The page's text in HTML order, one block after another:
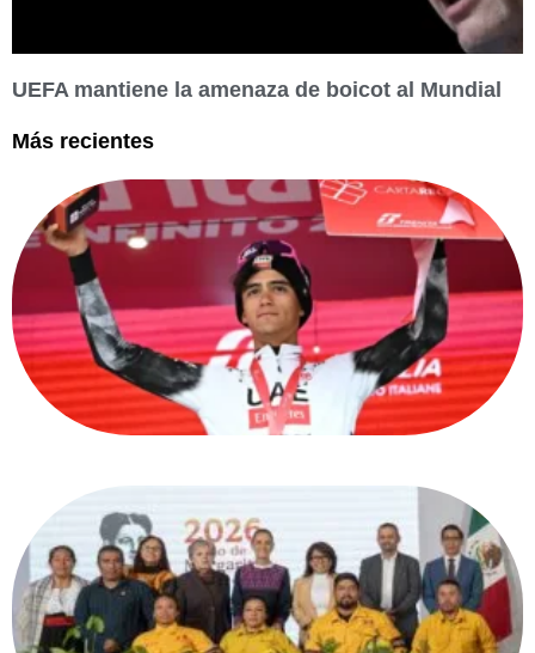
UEFA mantiene la amenaza de boicot al Mundial
Más recientes